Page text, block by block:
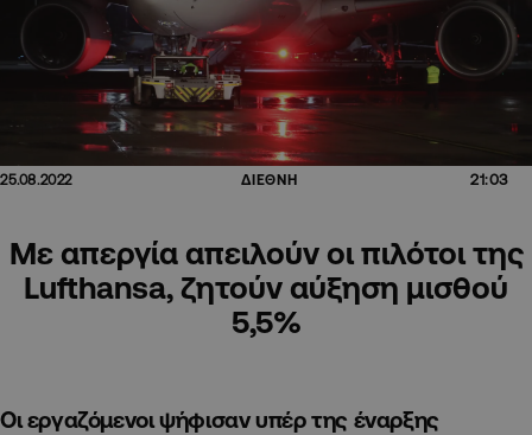
25.08.2022 ΔΙΕΘΝΗ 21:03
Με απεργία απειλούν οι πιλότοι της
Lufthansa, ζητούν αύξηση μισθού
5,5%
Οι εργαζόμενοι ψήφισαν υπέρ της έναρξης